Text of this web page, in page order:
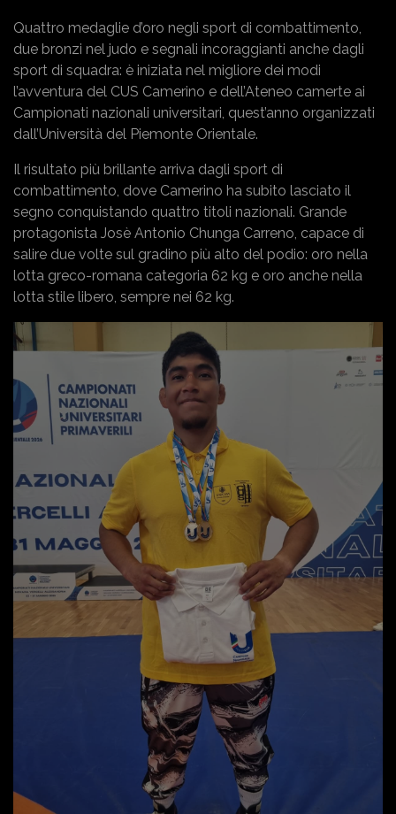
Quattro medaglie d’oro negli sport di combattimento,
due bronzi nel judo e segnali incoraggianti anche dagli
sport di squadra: è iniziata nel migliore dei modi
l’avventura del CUS Camerino e dell’Ateneo camerte ai
Campionati nazionali universitari, quest’anno organizzati
dall’Università del Piemonte Orientale.
Il risultato più brillante arriva dagli sport di
combattimento, dove Camerino ha subito lasciato il
segno conquistando quattro titoli nazionali. Grande
protagonista Josè Antonio Chunga Carreno, capace di
salire due volte sul gradino più alto del podio: oro nella
lotta greco-romana categoria 62 kg e oro anche nella
lotta stile libero, sempre nei 62 kg.